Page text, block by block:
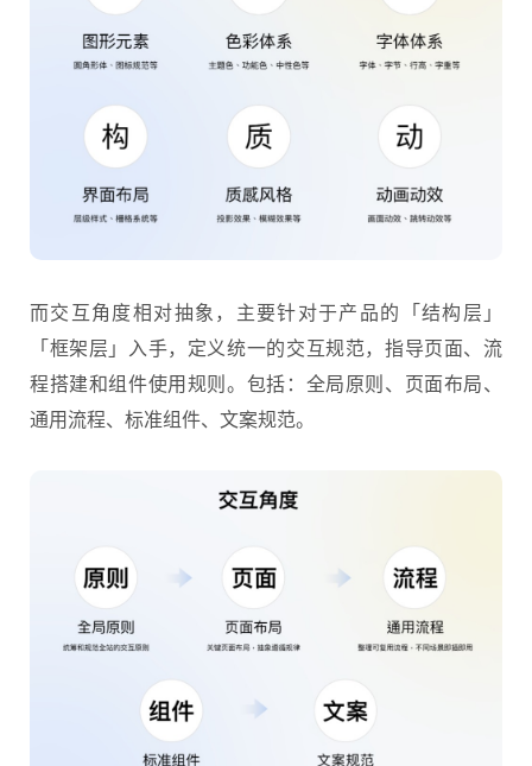
而交互角度相对抽象，主要针对于产品的「结构层」
「框架层」入手，定义统一的交互规范，指导页面、流
程搭建和组件使用规则。包括：全局原则、页面布局、
通用流程、标准组件、文案规范。